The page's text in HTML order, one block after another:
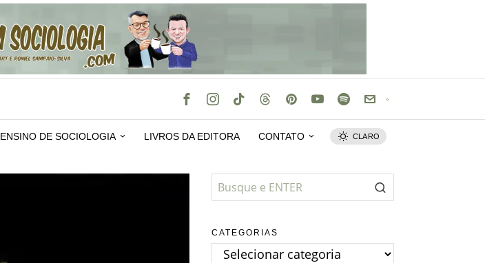
ENSINO DE SOCIOLOGIA LIVROS DA EDITORA CONTATO CLARO
CATEGORIAS
Categorias